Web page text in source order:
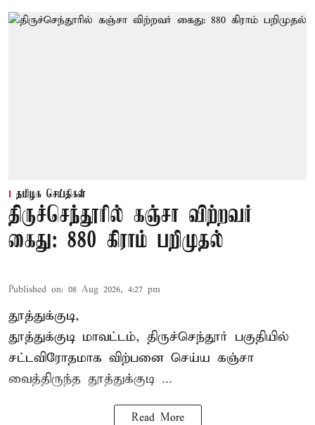
தமிழக செய்திகள்
திருச்செந்தூரில் கஞ்சா விற்றவர்
கைது: 880 கிராம் பறிமுதல்
Published on: 08 Aug 2026, 4:27 pm
தூத்துக்குடி,
தூத்துக்குடி மாவட்டம், திருச்செந்தூர் பகுதியில்
சட்டவிரோதமாக விற்பனை செய்ய கஞ்சா
வைத்திருந்த தூத்துக்குடி ...
Read More